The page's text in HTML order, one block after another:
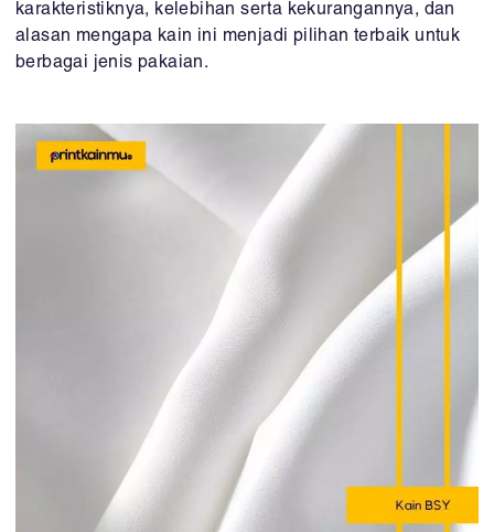
karakteristiknya, kelebihan serta kekurangannya, dan
alasan mengapa kain ini menjadi pilihan terbaik untuk
berbagai jenis pakaian.